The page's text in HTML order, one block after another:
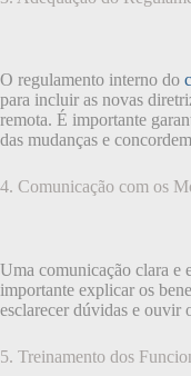
O regulamento interno do
para incluir as novas
remota. É importante
das mudanças e
4. Comunicação com os
Uma comunicação clara e
importante explicar os
esclarecer dúvidas e ouvir
5. Treinamento dos